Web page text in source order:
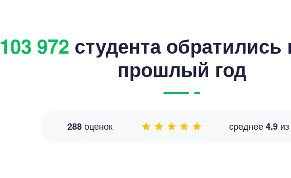
103 972 студента обратились
прошлый год
288оценок среднее4.9 из